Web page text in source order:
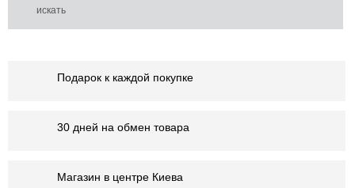
Подарок к каждой покупке
30 дней на обмен товара
Магазин в центре Киева